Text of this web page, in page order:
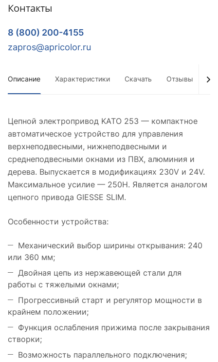
Контакты
8 (800) 200-4155
zapros@apricolor.ru
Описание Характеристики Скачать Отзывы
Цепной электропривод KATO 253 — компактное
автоматическое устройство для управления
верхнеподвесными, нижнеподвесными и
среднеподвесными окнами из ПВХ, алюминия и
дерева. Выпускается в модификациях 230V и 24V.
Максимальное усилие — 250Н. Является аналогом
цепного привода GIESSE SLIM.
Особенности устройства:
Механический выбор ширины открывания: 240
или 360 мм;
Двойная цепь из нержавеющей стали для
работы с тяжелыми окнами;
Прогрессивный старт и регулятор мощности в
крайнем положении;
Функция ослабления прижима после закрывания
створки;
Возможность параллельного подключения;